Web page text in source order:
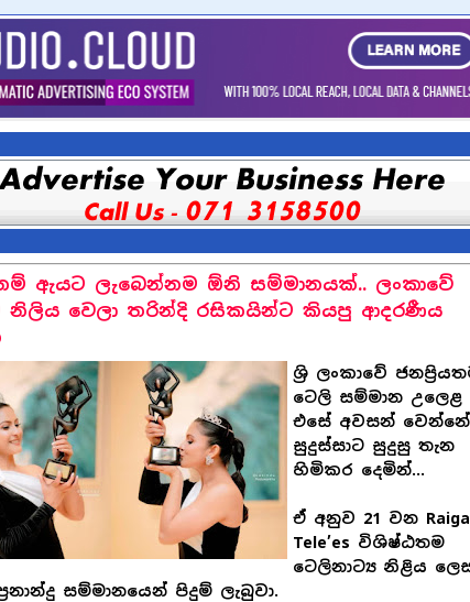
ඇයට ලැබෙන්නම ඕනි සම්මානයක්.. ලංකාවේ
නිලිය වෙලා තරින්දි රසිකයින්ට කියපු ආදරණීය
ශ්‍රි ලංකාවේ
ටෙලි සම්මාන උලෙළ
එසේ අවසන් වෙන්නේ
සුදුස්සාට සුදුසු තැන
හිමිකර දෙමින්…
ඒ අනුව 21 වන
Tele’es විශිෂ්ඨතම
ටෙලිනාට්‍ය නිළිය
සම්මානයෙන් පිදුම් ලැබුවා.